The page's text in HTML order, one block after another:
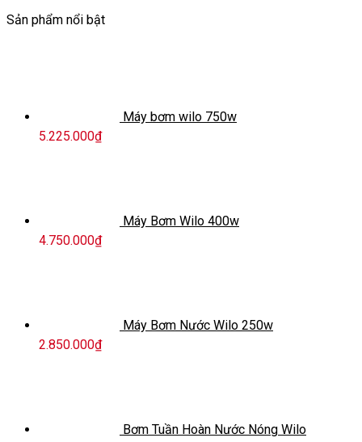
Sản phẩm nổi bật
Máy bơm wilo 750w
5.225.000₫
Máy Bơm Wilo 400w
4.750.000₫
Máy Bơm Nước Wilo 250w
2.850.000₫
Bơm Tuần Hoàn Nước Nóng Wilo